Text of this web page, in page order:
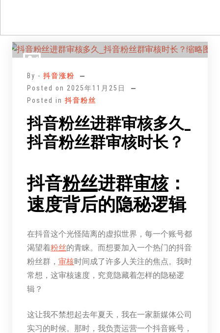
By - 抖音涨粉
Posted on 2025年11月25日
Posted in 抖音粉丝
抖音粉丝进群审核多久_
抖音粉丝群审核时长？
抖音粉丝进群审核：
速度背后的隐秘逻辑
在抖音这个光怪陆离的虚拟世界，每一个账号都
渴望着粉丝的青睐。而想要加入一个热门的抖音
粉丝群， 审核时间成了许多人关注的焦点。我时
常想，这审核速度，究竟隐藏着怎样的隐秘逻
辑？
这让我不禁想起去年夏天，我在一家新媒体公司
实习的时候。那时，我负责运营一个抖音账号，